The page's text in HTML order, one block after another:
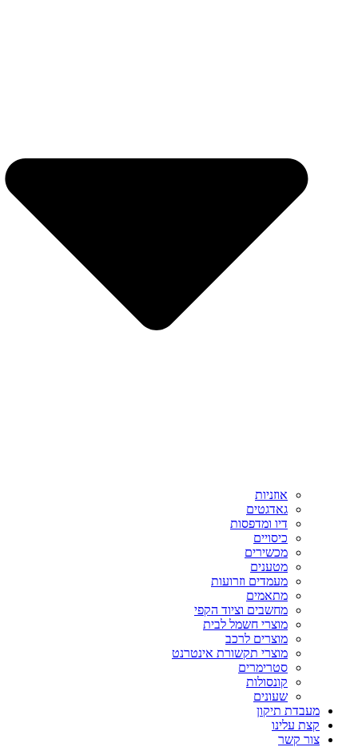
אוזניות
גאדגטים
דיו ומדפסות
כיסויים
מכשירים
מטענים
מעמדים וזרועות
מתאמים
מחשבים וציוד הקפי
מוצרי חשמל לבית
מוצרים לרכב
מוצרי תקשורת אינטרנט
סטרימרים
קונסולות
שעונים
מעבדת תיקון
קצת עלינו
צור קשר